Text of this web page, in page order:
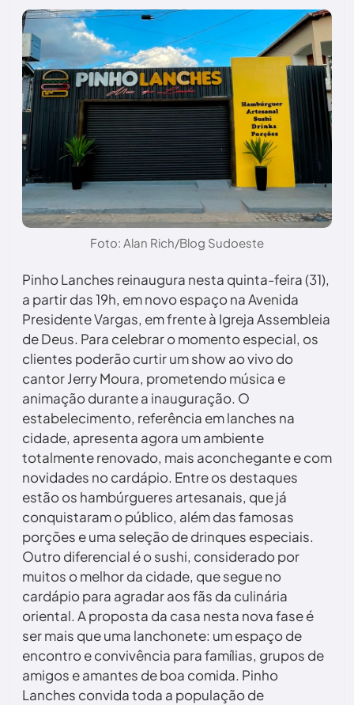
Foto: Alan Rich/Blog Sudoeste
Pinho Lanches reinaugura nesta quinta-feira (31),
a partir das 19h, em novo espaço na Avenida
Presidente Vargas, em frente à Igreja Assembleia
de Deus. Para celebrar o momento especial, os
clientes poderão curtir um show ao vivo do
cantor Jerry Moura, prometendo música e
animação durante a inauguração. O
estabelecimento, referência em lanches na
cidade, apresenta agora um ambiente
totalmente renovado, mais aconchegante e com
novidades no cardápio. Entre os destaques
estão os hambúrgueres artesanais, que já
conquistaram o público, além das famosas
porções e uma seleção de drinques especiais.
Outro diferencial é o sushi, considerado por
muitos o melhor da cidade, que segue no
cardápio para agradar aos fãs da culinária
oriental. A proposta da casa nesta nova fase é
ser mais que uma lanchonete: um espaço de
encontro e convivência para famílias, grupos de
amigos e amantes de boa comida. Pinho
Lanches convida toda a população de